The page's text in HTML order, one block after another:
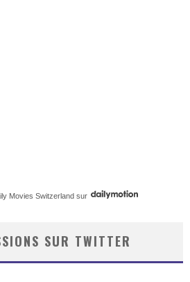
Movies Switzerland sur
SUR TWITTER